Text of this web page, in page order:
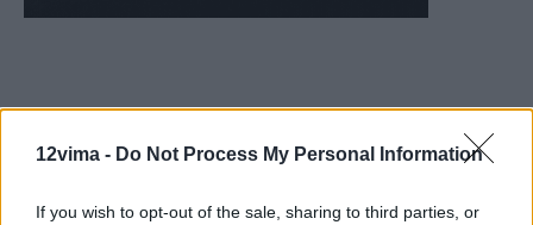
12vima - Do Not Process My Personal Information
If you wish to opt-out of the sale, sharing to third parties, or